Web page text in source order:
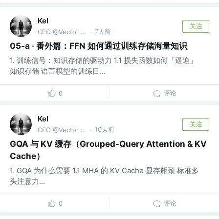
Kel
CEO @Vector Trek · 7天前
关注
05-a · 番外篇：FFN 如何通过训练存储海量知识
1. 训练信号：知识存储的驱动力 1.1 损失函数如何「逼迫」
知识存储 语言模型的训练目...
0 评论
Kel
CEO @Vector Trek · 10天前
关注
GQA 与 KV 缓存（Grouped-Query Attention & KV
Cache）
1. GQA 为什么需要 1.1 MHA 的 KV Cache 显存瓶颈 标准多
头注意力...
0 评论